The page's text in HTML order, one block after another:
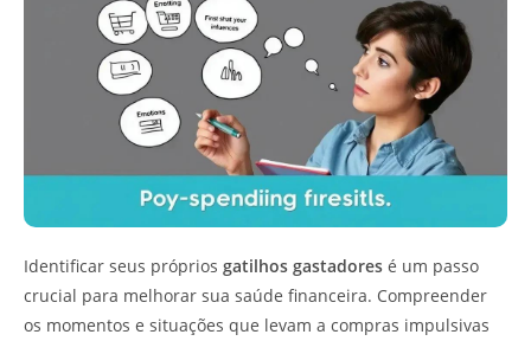
Identificar seus próprios gatilhos gastadores é um passo
crucial para melhorar sua saúde financeira. Compreender
os momentos e situações que levam a compras impulsivas